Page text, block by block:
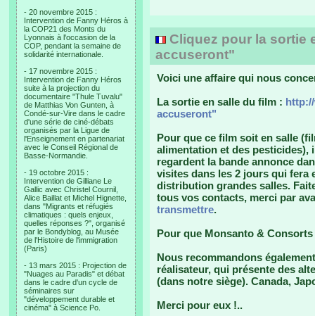
- 20 novembre 2015 :
Intervention de Fanny Héros à
la COP21 des Monts du
Lyonnais à l'occasion de la
COP, pendant la semaine de
solidarité internationale.
- 17 novembre 2015 :
Intervention de Fanny Héros
suite à la projection du
documentaire "Thule Tuvalu"
de Matthias Von Gunten, à
Condé-sur-Vire dans le cadre
d'une série de ciné-débats
organisés par la Ligue de
l'Enseignement en partenariat
avec le Conseil Régional de
Basse-Normandie.
- 19 octobre 2015 :
Intervention de Gilliane Le
Gallic avec Christel Cournil,
Alice Baillat et Michel Hignette,
dans "Migrants et réfugiés
climatiques : quels enjeux,
quelles réponses ?", organisé
par le Bondyblog, au Musée
de l'Histoire de l'immigration
(Paris)
- 13 mars 2015 : Projection de
"Nuages au Paradis" et débat
dans le cadre d'un cycle de
séminaires sur
"développement durable et
cinéma" à Science Po.
Cliquez pour la sortie
accuseront"
Voici une affaire qui nous
La sortie en salle du film :
accuseront"
Pour que ce film soit en salle
alimentation et des pesticides),
regardent la bande annonce
visites dans les 2 jours qui fera
distribution grandes salles.
tous vos contacts, merci par
transmettre.
Pour que Monsanto &
Nous recommandons
réalisateur, qui présente des
(dans notre siège). Canada,
Merci pour eux !..